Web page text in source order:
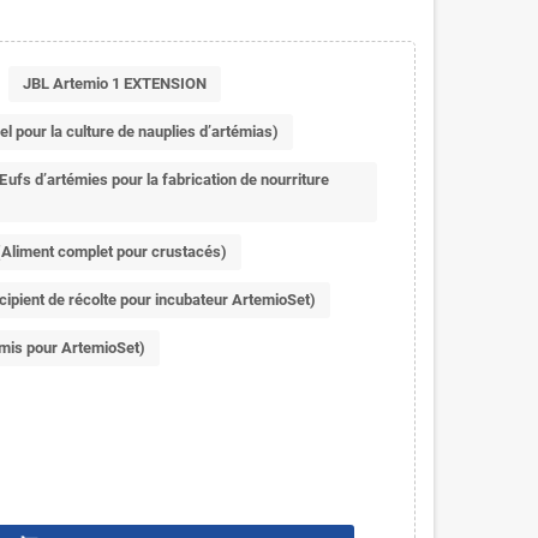
JBL Artemio 1 EXTENSION
pour la culture de nauplies d’artémias)
d’artémies pour la fabrication de nourriture
complet pour crustacés)
de récolte pour incubateur ArtemioSet)
pour ArtemioSet)